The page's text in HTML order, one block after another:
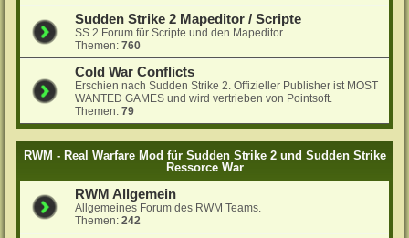
Sudden Strike 2 Mapeditor / Scripte
SS 2 Forum für Scripte und den Mapeditor.
Themen:760
Cold War Conflicts
Erschien nach Sudden Strike 2. Offizieller Publisher ist MOST
WANTED GAMES und wird vertrieben von Pointsoft.
Themen:79
RWM - Real Warfare Mod für Sudden Strike 2 und Sudden Strike
Ressorce War
RWM Allgemein
Allgemeines Forum des RWM Teams.
Themen:242